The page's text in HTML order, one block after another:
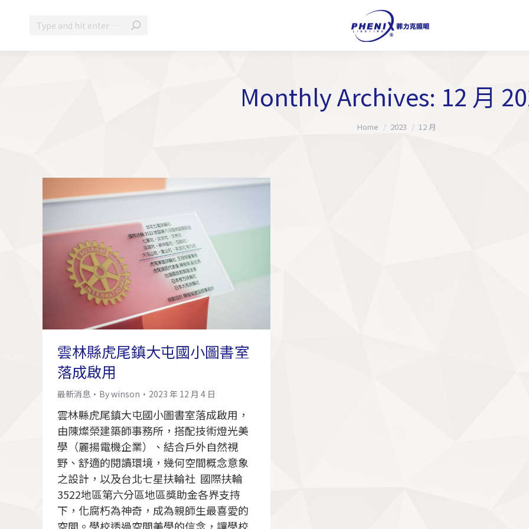
Search:
Monthly Archives: 12 月
You are here:
Home 2023 12 月
雲林縣虎尾鎮大屯國小圖書室
落成啟用
最新消息 Bywinson 2023 年 12 月 4 日
雲林縣虎尾鎮大屯國小圖書室落成啟用，
由陳燦榮建築師事務所，搭配技術燈光美
學（麗揚電機企業）、結合戶外自然視
野、舒適的閱讀環境，幾何空間概念意象
之設計，以及台北七星扶輪社 國際扶輪
3522地區第六分區地區獎助金各界支持
下，化腐朽為神奇，成為親師生最喜愛的